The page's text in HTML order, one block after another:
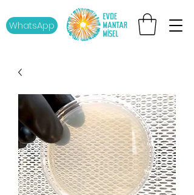
WhatsApp